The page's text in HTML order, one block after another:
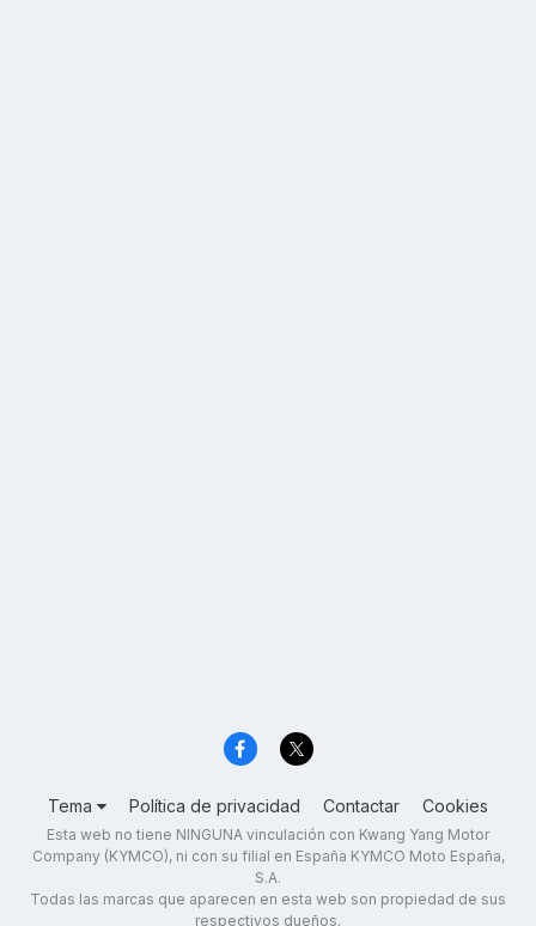
Tema Política de privacidad Contactar Cookies
Esta web no tiene NINGUNA vinculación con Kwang Yang Motor
Company (KYMCO), ni con su filial en España KYMCO Moto España,
S.A.
Todas las marcas que aparecen en esta web son propiedad de sus
respectivos dueños.